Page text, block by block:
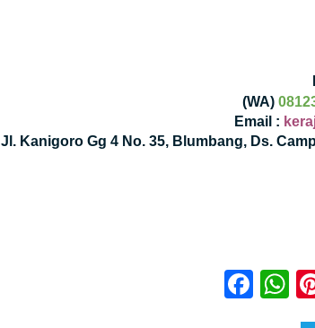
(WA)
Email :
Jl. Kanigoro Gg 4 No. 35, Blumbang, Ds.